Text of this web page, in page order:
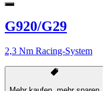
G920/G29
2,3 Nm Racing-System